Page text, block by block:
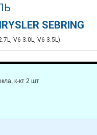
SEBRING
V6 3.0L, V6 3.5L)
к-кт 2 шт